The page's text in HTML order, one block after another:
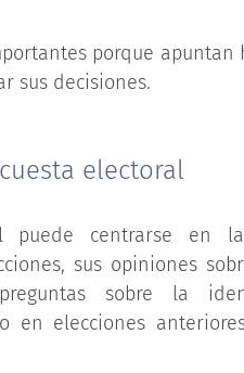
porque
sus decisiones.
electoral
puede centrarse en
sus opiniones
sobre la
en elecciones